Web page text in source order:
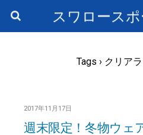
スワロース
Tags › クリア
2017年11月17日
週末限定！冬物ウェ